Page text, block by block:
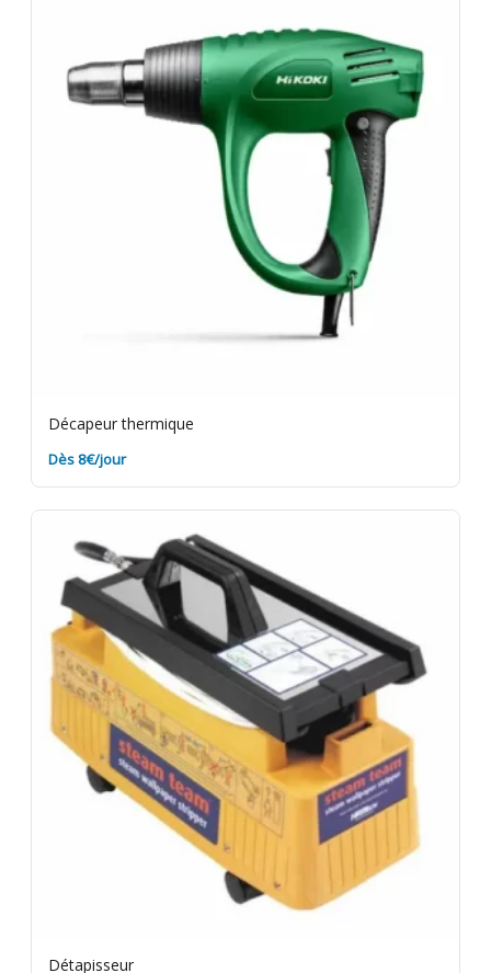
Assurance bris de machine en option.
Décapeur thermique
Dès 8€/jour
Détapisseur